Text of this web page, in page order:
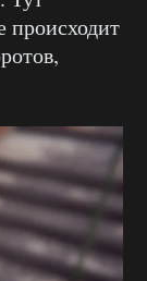
происходит